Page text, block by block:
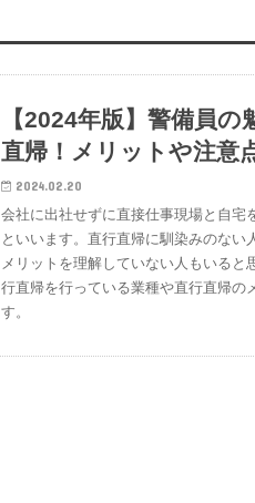
【2024年版】警備員
直帰！メリットや注意
2024.02.20
会社に出社せずに直接仕事現場と自宅
といいます。直行直帰に馴染みのない
メリットを理解していない人もいると
行直帰を行っている業種や直行直帰の
す。